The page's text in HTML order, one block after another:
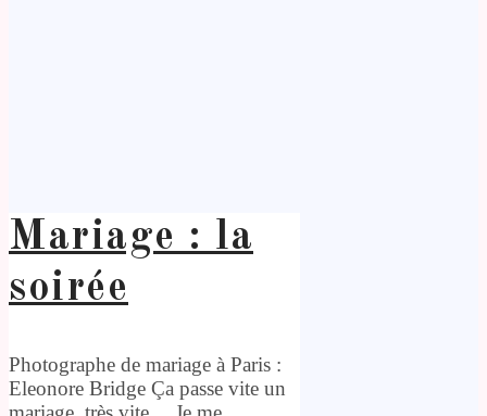
Mariage : la
soirée
Photographe de mariage à Paris :
Eleonore Bridge Ça passe vite un